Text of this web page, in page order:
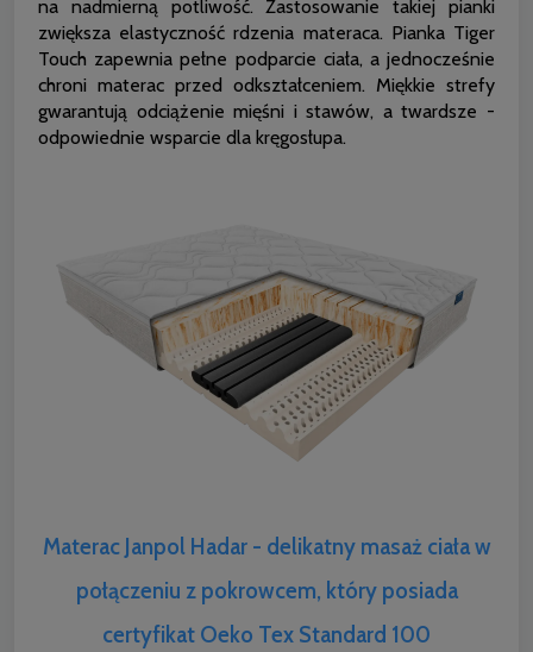
na nadmierną potliwość. Zastosowanie takiej pianki
zwiększa elastyczność rdzenia materaca. Pianka Tiger
Touch zapewnia pełne podparcie ciała, a jednocześnie
chroni materac przed odkształceniem. Miękkie strefy
gwarantują odciążenie mięśni i stawów, a twardsze -
odpowiednie wsparcie dla kręgosłupa.
Materac Janpol Hadar - delikatny masaż ciała w
połączeniu z pokrowcem, który posiada
certyfikat Oeko Tex Standard 100